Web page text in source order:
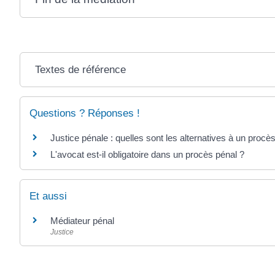
Textes de référence
Questions ? Réponses !
Justice pénale : quelles sont les alternatives à un
L'avocat est-il obligatoire dans un procès pénal ?
Et aussi
Médiateur pénal
Justice